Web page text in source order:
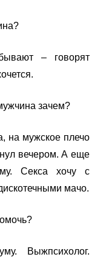
– говорят
зачем?
на мужское плечо
вечером. А еще
Секса хочу с
мачо.
Выжпсихолог.